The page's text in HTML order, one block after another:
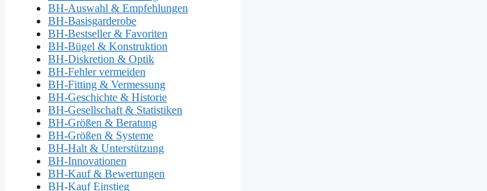
BH-Auswahl & Empfehlungen
BH-Basisgarderobe
BH-Bestseller & Favoriten
BH-Bügel & Konstruktion
BH-Diskretion & Optik
BH-Fehler vermeiden
BH-Fitting & Vermessung
BH-Geschichte & Historie
BH-Gesellschaft & Statistiken
BH-Größen & Beratung
BH-Größen & Systeme
BH-Halt & Unterstützung
BH-Innovationen
BH-Kauf & Bewertungen
BH-Kauf Einstieg